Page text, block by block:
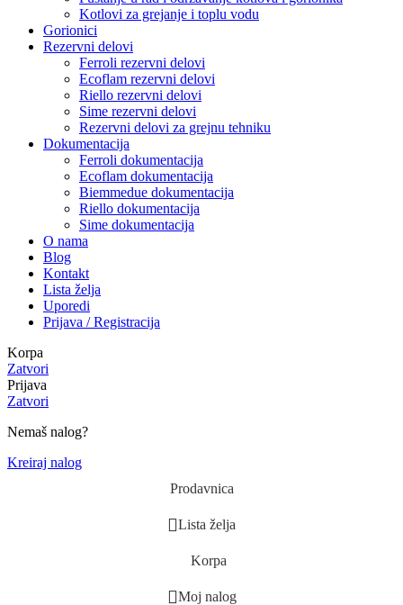
Kotlovi za grejanje i toplu vodu
Gorionici
Rezervni delovi
Ferroli rezervni delovi
Ecoflam rezervni delovi
Riello rezervni delovi
Sime rezervni delovi
Rezervni delovi za grejnu tehniku
Dokumentacija
Ferroli dokumentacija
Ecoflam dokumentacija
Biemmedue dokumentacija
Riello dokumentacija
Sime dokumentacija
O nama
Blog
Kontakt
Lista želja
Uporedi
Prijava / Registracija
Korpa
Zatvori
Prijava
Zatvori
Nemaš nalog?
Kreiraj nalog
Prodavnica
Lista želja
Korpa
Moj nalog